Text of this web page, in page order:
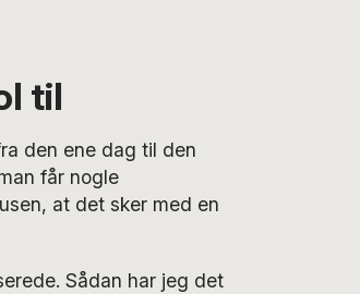
til
den ene dag til den
får nogle
at det sker med en
Sådan har jeg det